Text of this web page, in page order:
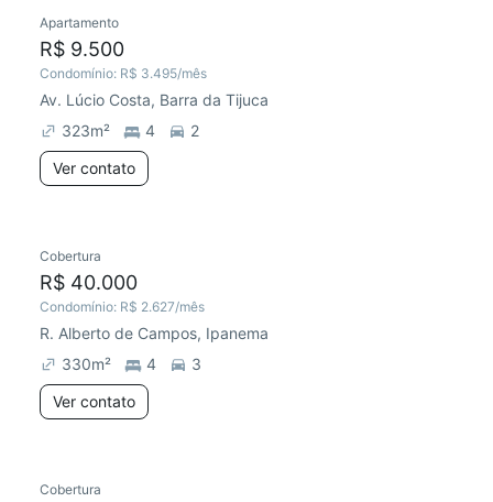
Preço abaixo do mercado
Apartamento
R$ 9.500
Condomínio: R$ 3.495/mês
Av. Lúcio Costa, Barra da Tijuca
323m² 4
2
Ver contato
Cobertura
R$ 40.000
Condomínio: R$ 2.627/mês
R. Alberto de Campos, Ipanema
330m² 4
3
Ver contato
Cobertura